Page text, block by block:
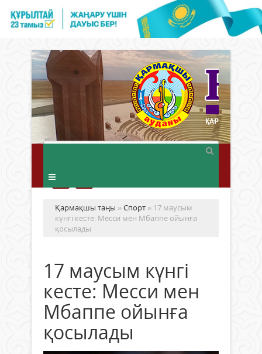
Қармақшы таңы »Спорт » 17 маусым
күнгі кесте: Месси мен Мбаппе ойынға
қосылады
17 маусым күнгі
кесте: Месси мен
Мбаппе ойынға
қосылады